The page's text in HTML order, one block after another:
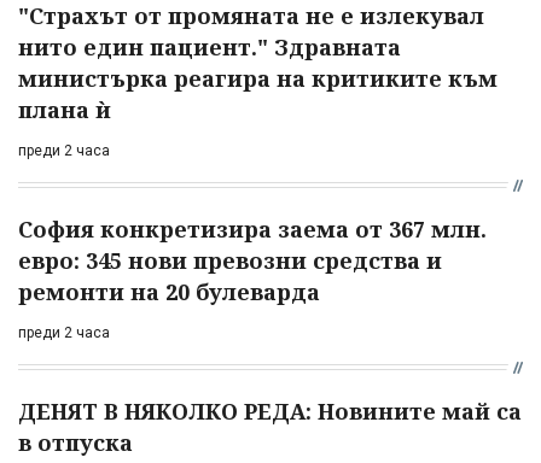
"Страхът от промяната не е излекувал
нито един пациент." Здравната
министърка реагира на критиките към
плана ѝ
преди 2 часа
София конкретизира заема от 367 млн.
евро: 345 нови превозни средства и
ремонти на 20 булеварда
преди 2 часа
ДЕНЯТ В НЯКОЛКО РЕДА: Новините май са
в отпуска